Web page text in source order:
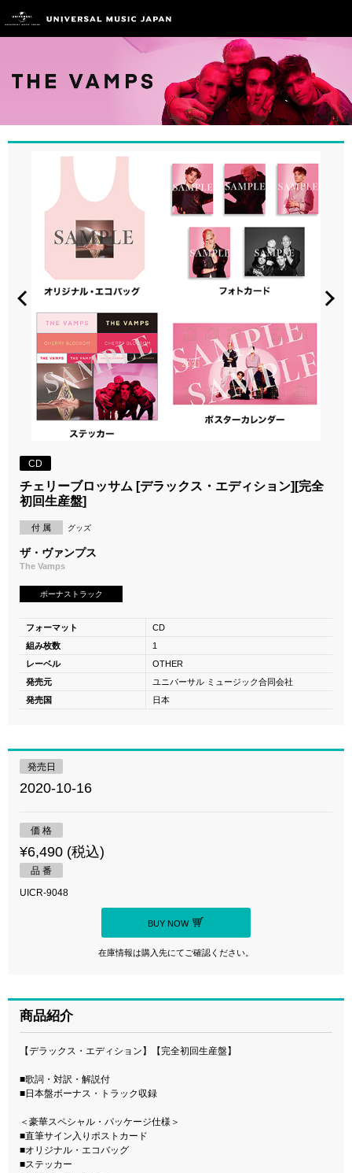
CD
チェリーブロッサム [デラックス・エディション][完全
初回生産盤]
付 属 グッズ
ザ・ヴァンプス
The Vamps
ボーナストラック
フォーマット
CD
組み枚数
1
レーベル
OTHER
発売元
ユニバーサル ミュージック合同会社
発売国
日本
発売日
2020-10-16
価 格
¥6,490 (税込)
品 番
UICR-9048
BUY NOW
在庫情報は購入先にてご確認ください。
商品紹介
【デラックス・エディション】【完全初回生産盤】
■歌詞・対訳・解説付
■日本盤ボーナス・トラック収録
＜豪華スペシャル・パッケージ仕様＞
■直筆サイン入りポストカード
■オリジナル・エコバッグ
■ステッカー